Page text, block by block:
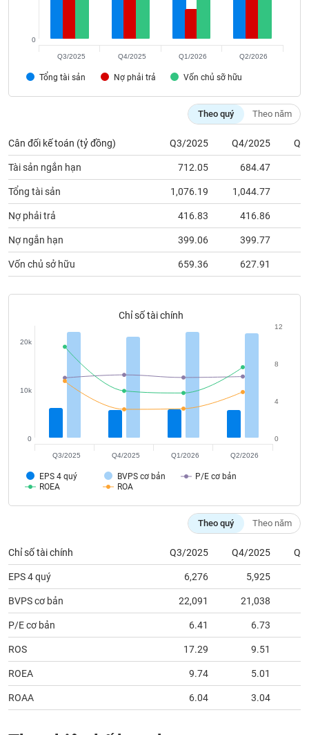
Tổng tài sản Nợ phải trả Vốn chủ sỡ hữu
0
Q3/2025 Q4/2025 Q1/2026 Q2/2026
Theo quý Theo năm
Cân đối kế toán (tỷ đồng) Q3/2025 Q4/2025
Tài sản ngắn hạn 712.05 684.47
Tổng tài sản 1,076.19 1,044.77
Nợ phải trả 416.83 416.86
Nợ ngắn hạn 399.06 399.77
Vốn chủ sở hữu 659.36 627.91
Chỉ số tài chính
EPS 4 quý BVPS cơ bản
P/E cơ bản
ROEA
ROA
0
10k
20k
0
4
8
12
Q3/2025 Q4/2025 Q1/2026 Q2/2026
Theo quý Theo năm
Chỉ số tài chính Q3/2025 Q4/2025
EPS 4 quý 6,276 5,925
BVPS cơ bản 22,091 21,038
P/E cơ bản 6.41 6.73
ROS 17.29 9.51
ROEA 9.74 5.01
ROAA 6.04 3.04
chính
Công
cụ
tư
thông
chính
tài